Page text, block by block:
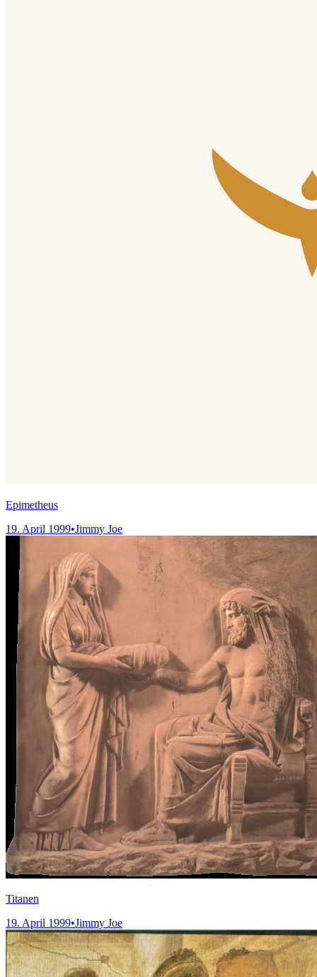
Epimetheus
19. April 1999•Jimmy Joe
Titanen
19. April 1999•Jimmy Joe